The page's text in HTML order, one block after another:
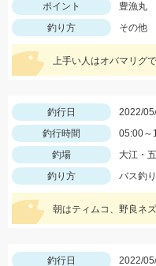
ポイント
豊漁丸
釣り方
その他
釣行日
2022/
釣行時間
05:00～
釣場
大江・
釣り方
バス釣り
釣行日 2022/